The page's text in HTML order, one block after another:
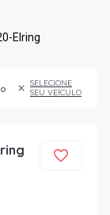
SELECIONE
SEU VEÍCULO